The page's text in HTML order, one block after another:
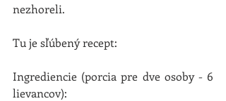
nezhoreli.
Tu je sľúbený recept:
Ingrediencie (porcia pre dve osoby - 6
lievancov):